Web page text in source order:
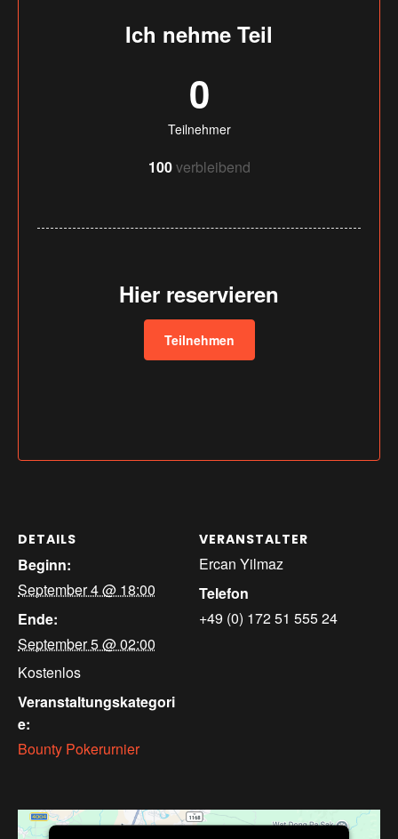
DETAILS
Beginn:
September 4 @ 18:00
Ende:
September 5 @ 02:00
Kostenlos
Veranstaltungskategori
e:
Bounty Pokerurnier
VERANSTALTER
Ercan Yilmaz
Telefon
+49 (0) 172 51 555 24
Ich nehme Teil
0
Teilnehmer
100verbleibend
Hier reservieren
Teilnehmen